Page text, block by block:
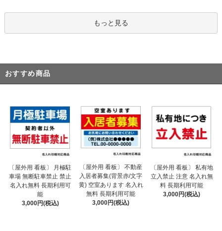
もっと見る
おすすめ商品
〔屋外用 看板〕 月極駐
車場 無断駐車禁止 禁止
名入れ無料 長期利用可
能
3,000円(税込)
〔屋外用 看板〕 不動産
入居者募集(背景赤/文字
黄) 空室あります 名入れ
無料 長期利用可能
3,000円(税込)
〔屋外用 看板〕 私有地
立入禁止 注意 名入れ無
料 長期利用可能
3,000円(税込)